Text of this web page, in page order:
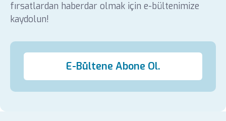
fırsatlardan haberdar olmak için e-bültenimize
kaydolun!
E-Bültene Abone Ol.